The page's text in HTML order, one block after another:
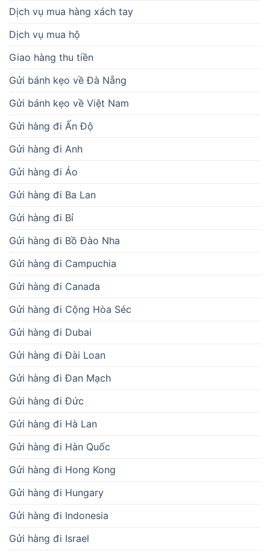
Dịch vụ mua hàng xách tay
Dịch vụ mua hộ
Giao hàng thu tiền
Gửi bánh kẹo về Đà Nẵng
Gửi bánh kẹo về Việt Nam
Gửi hàng đi Ấn Độ
Gửi hàng đi Anh
Gửi hàng đi Áo
Gửi hàng đi Ba Lan
Gửi hàng đi Bỉ
Gửi hàng đi Bồ Đào Nha
Gửi hàng đi Campuchia
Gửi hàng đi Canada
Gửi hàng đi Cộng Hòa Séc
Gửi hàng đi Dubai
Gửi hàng đi Đài Loan
Gửi hàng đi Đan Mạch
Gửi hàng đi Đức
Gửi hàng đi Hà Lan
Gửi hàng đi Hàn Quốc
Gửi hàng đi Hong Kong
Gửi hàng đi Hungary
Gửi hàng đi Indonesia
Gửi hàng đi Israel